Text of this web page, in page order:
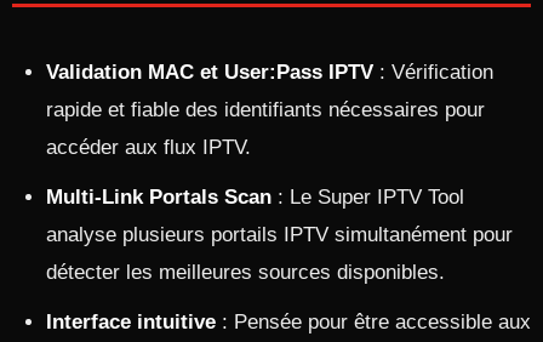
Validation MAC et User:Pass IPTV : Vérification
rapide et fiable des identifiants nécessaires pour
accéder aux flux IPTV.
Multi-Link Portals Scan : Le Super IPTV Tool
analyse plusieurs portails IPTV simultanément pour
détecter les meilleures sources disponibles.
Interface intuitive : Pensée pour être accessible aux